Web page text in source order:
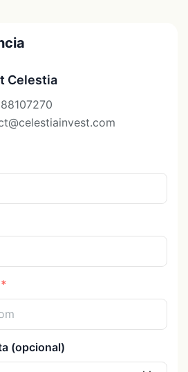
Celestia
(opcional)